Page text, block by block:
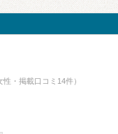
・掲載口コミ14件）